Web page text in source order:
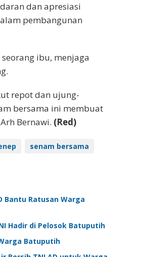
dan apresiasi
pembangunan
ibu, menjaga
repot dan ujung-
bersama ini membuat
Bernawi. (Red)
senam bersama
Bantu Ratusan Warga
Hadir di Pelosok Batuputih
Batuputih